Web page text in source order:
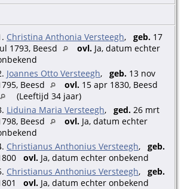
Christina Anthonia Versteegh, geb. 17
1793, Beesd
ovl. Ja, datum echter
Joannes Otto Versteegh, geb. 13 nov
Beesd
ovl. 15 apr 1830, Beesd
(Leeftijd 34 jaar)
Liduina Maria Versteegh, ged. 26 mrt
Beesd
ovl. Ja, datum echter
Christianus Anthonius Versteegh, geb.
ovl. Ja, datum echter onbekend
Christianus Anthonius Versteegh, geb.
ovl. Ja, datum echter onbekend